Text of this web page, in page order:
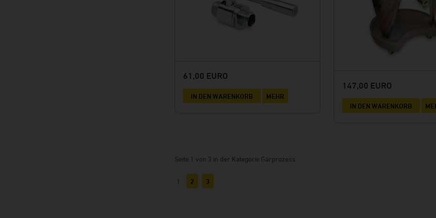
61,00 EURO
IN DEN WARENKORB MEHR
147,00 EURO
IN DEN WARENKORB
Seite 1 von 3 in der Kategorie Gärprozess
1 2 3